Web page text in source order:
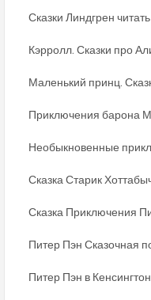
Сказки Линдгрен читать
Кэрролл. Сказки про
Маленький принц.
Приключения барона
Необыкновенные
Сказка Старик
Сказка Приключения
Питер Пэн Сказочная
Питер Пэн в